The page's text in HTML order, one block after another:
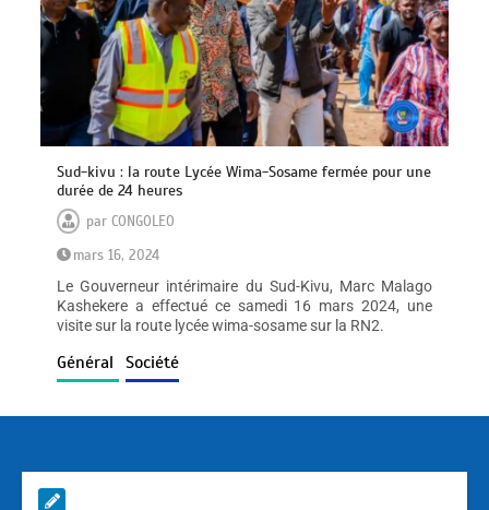
Sud-kivu : la route Lycée Wima-Sosame fermée pour une
durée de 24 heures
parCONGOLEO
mars 16, 2024
Le Gouverneur intérimaire du Sud-Kivu, Marc Malago
Kashekere a effectué ce samedi 16 mars 2024, une
visite sur la route lycée wima-sosame sur la RN2.
Général Société